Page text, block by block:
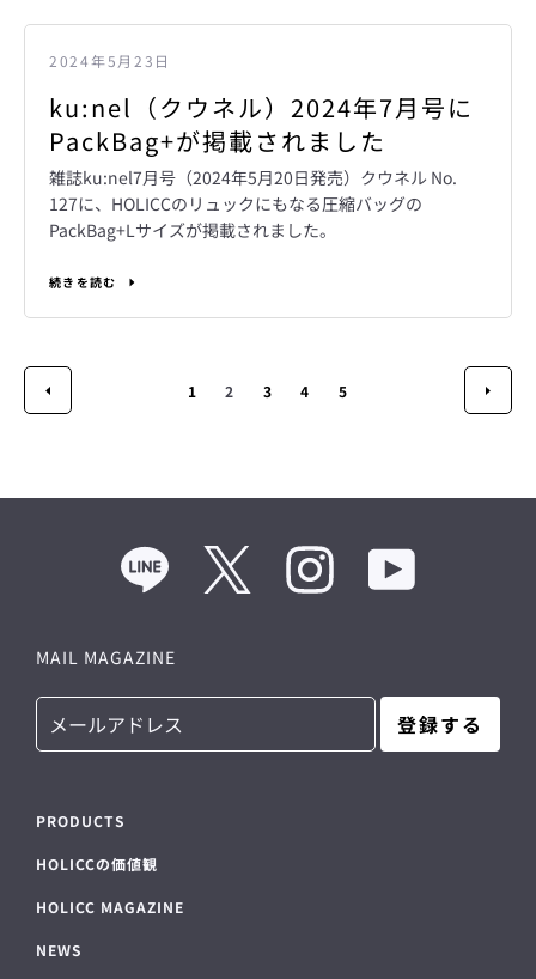
2024年5月23日
ku:nel（クウネル）2024年7月号に
PackBag+が掲載されました
雑誌ku:nel7月号（2024年5月20日発売）クウネル No.
127に、HOLICCのリュックにもなる圧縮バッグの
PackBag+Lサイズが掲載されました。
続きを読む
1 2 3 4 5
Line Twitter Instagram
PRODUCTS
HOLICCの価値観
HOLICC MAGAZINE
NEWS
MAIL MAGAZINE
登録する